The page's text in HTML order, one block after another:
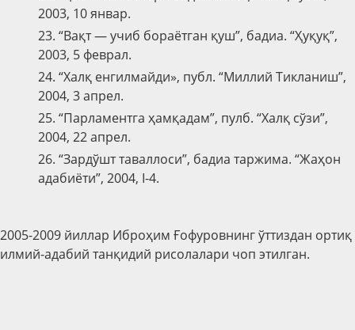
2003, 10 январ.
23. “Вақт — учиб бораётган қуш”, бадиа. “Ҳуқуқ”,
2003, 5 феврал.
24. “Халқ енгилмайди», публ. “Миллий Тикланиш”,
2004, 3 апрел.
25. “Парламентга ҳамқадам”, пулб. “Халқ сўзи”,
2004, 22 апрел.
26. “Зардўшт таваллоси”, бадиа таржима. “Жаҳон
адабиёти”, 2004, I-4.
2005-2009 йиллар Иброҳим Ғофуровнинг ўттиздан ортиқ
илмий-адабий танқидий рисолалари чоп этилган.